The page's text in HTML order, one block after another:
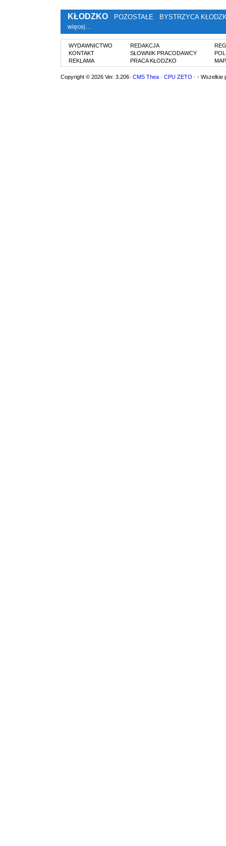
KŁODZKO POZOSTAŁE BYSTRZYCA
więcej…
WYDAWNICTWO
KONTAKT
REKLAMA
REDAKCJA
SŁOWNIK PRACODAWCY
PRACA KŁODZKO
Copyright © 2026 Ver. 3.206· CMS Thea · CPU ZETO · - Wszelkie